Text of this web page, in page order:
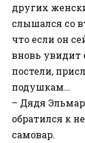
других
слышался со
что если он
вновь увидит
постели,
подушкам…
– Дядя
обратился к
самовар.